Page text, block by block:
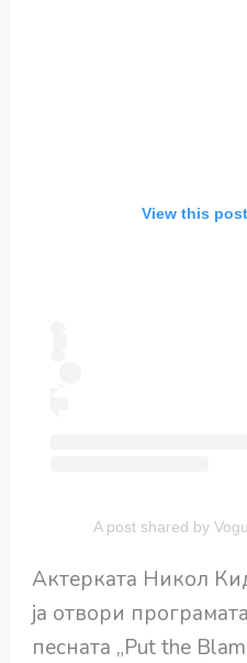
View this
A post shared by
Актерката Никол
ја отвори
песната „Put the